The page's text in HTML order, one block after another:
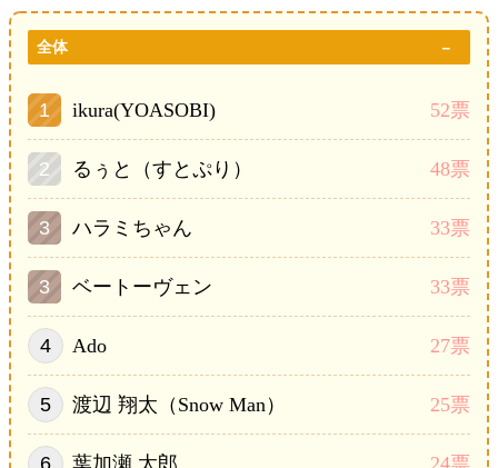
全体
ikura(YOASOBI) 52票
るぅと（すとぷり） 48票
ハラミちゃん 33票
ベートーヴェン 33票
Ado 27票
渡辺 翔太（Snow Man） 25票